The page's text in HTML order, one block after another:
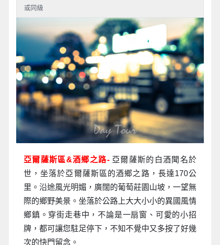
或同級
亞爾薩斯區&酒鄉之路-亞爾薩斯的白酒聞名於
世，坐落於亞爾薩斯區的酒鄉之路，長達170公
里。沿途風光明媚，廣闊的葡萄莊園山坡，一望無
際的鄉野美景。坐落於公路上大大小小的異國風情
鄉鎮。穿街走巷中，不論是一扇窗、可愛的小招
牌，都可讓您駐足停下，不知不覺中又多按了好幾
次的快門留念。